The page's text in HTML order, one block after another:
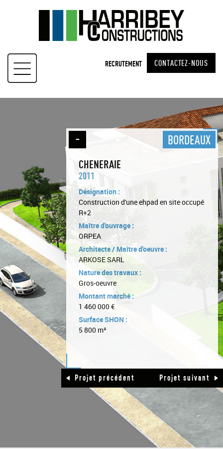
RECRUTEMENT CONTACTEZ-NOUS
BORDEAUX
CHENERAIE
2011
Désignation :
Construction d'une ehpad en site occupé
R+2
Maître d'ouvrage :
ORPEA
Architecte / Maître d'oeuvre :
ARKOSE SARL
Nature des travaux :
Gros-oeuvre
Montant marché :
1 460 000 €
Surface SHON :
5 800 m²
Projet précédent Projet suivant